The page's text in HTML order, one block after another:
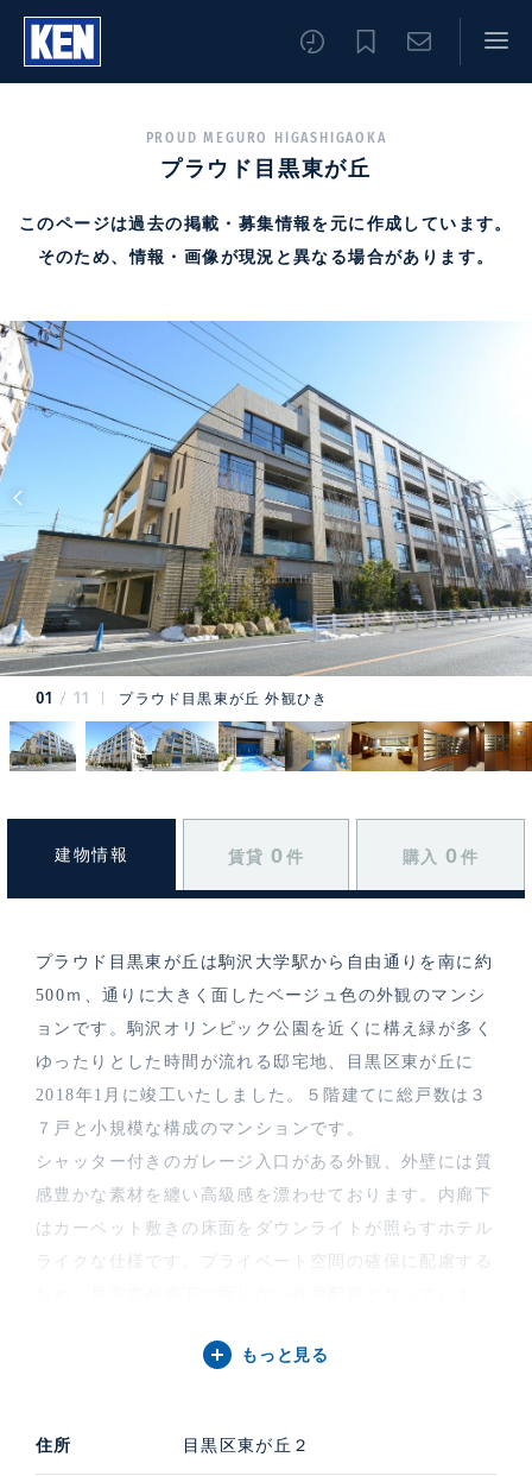
PROUD MEGURO HIGASHIGAOKA
プラウド目黒東が丘
このページは過去の掲載・募集情報を元に作成しています。
そのため、情報・画像が現況と異なる場合があります。
01 11 プラウド目黒東が丘 外観ひき
建物情報 賃貸 0 件 購入 0 件
プラウド目黒東が丘は駒沢大学駅から自由通りを南に約
500ｍ、通りに大きく面したベージュ色の外観のマンシ
ョンです。駒沢オリンピック公園を近くに構え緑が多く
ゆったりとした時間が流れる邸宅地、目黒区東が丘に
2018年1月に竣工いたしました。５階建てに総戸数は３
７戸と小規模な構成のマンションです。
シャッター付きのガレージ入口がある外観、外壁には質
感豊かな素材を纏い高級感を漂わせております。内廊下
はカーペット敷きの床面をダウンライトが照らすホテル
ライクな仕様です。プライベート空間の確保に配慮する
リー向けのプランとなっております。「お客様が常に中
もっと見る
住所 目黒区東が丘２